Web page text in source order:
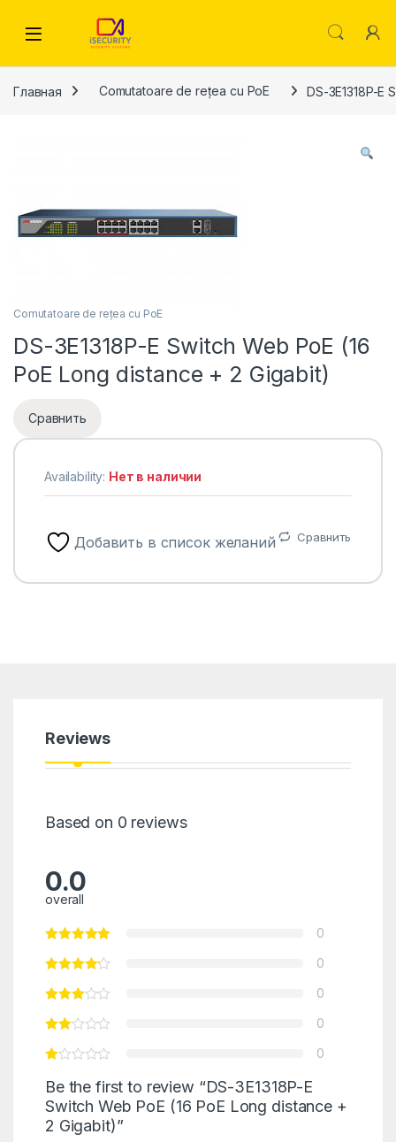
Главная Comutatoare de rețea cu PoE DS-3E1318P-E
Comutatoare de rețea cu PoE
DS-3E1318P-E Switch Web PoE (16
PoE Long distance + 2 Gigabit)
Сравнить
Availability: Нет в наличии
Добавить в список желаний Сравнить
Reviews
Based on 0 reviews
0.0
overall
0
0
0
0
0
Be the first to review “DS-3E1318P-E
Switch Web PoE (16 PoE Long distance +
2 Gigabit)”